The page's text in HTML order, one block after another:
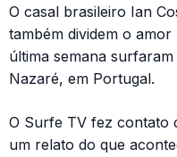
O casal brasileiro Ian
também dividem o
última semana
Nazaré, em Portugal.
O Surfe TV fez contato
um relato do que